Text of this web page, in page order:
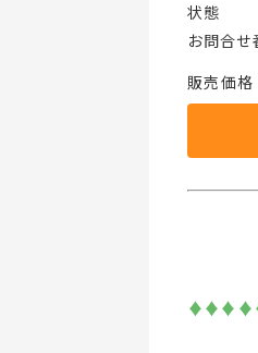
状態
お問合
販売価格